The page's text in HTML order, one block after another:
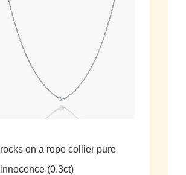
rocks on a rope collier pure
innocence (0.3ct)